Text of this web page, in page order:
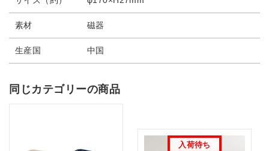
素材 磁器
生産国 中国
同じカテゴリーの商品